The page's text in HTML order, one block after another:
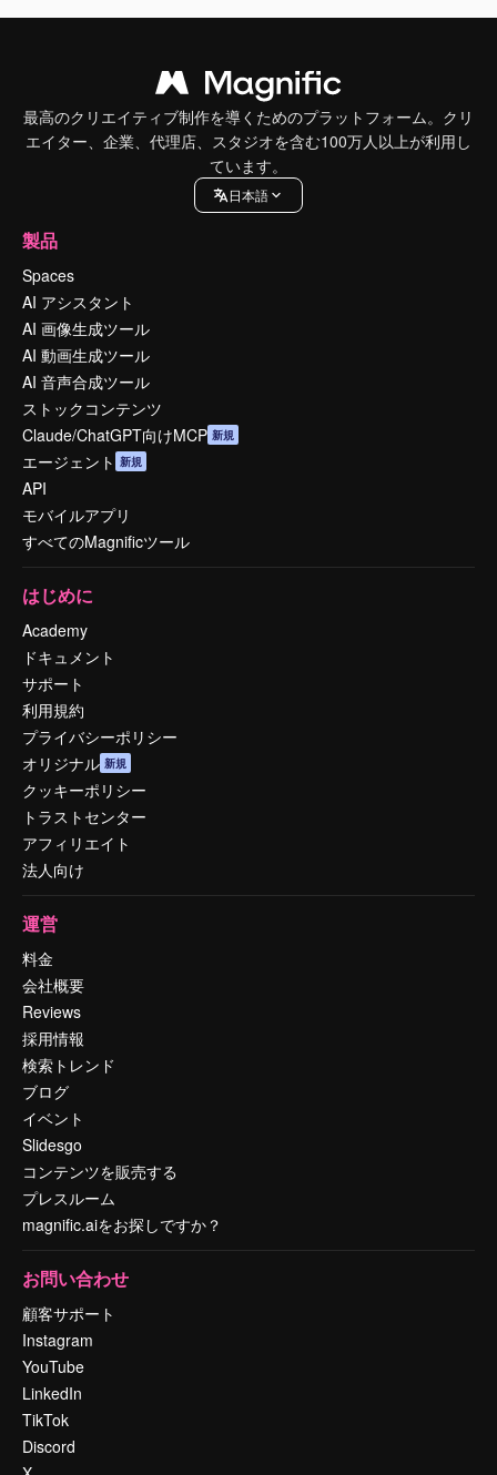
最高のクリエイティブ制作を導くためのプラットフォーム。クリ
エイター、企業、代理店、スタジオを含む100万人以上が利用し
ています。
日本語
製品
Spaces
AI アシスタント
AI 画像生成ツール
AI 動画生成ツール
AI 音声合成ツール
ストックコンテンツ
Claude/ChatGPT向けMCP 新規
エージェント 新規
API
モバイルアプリ
すべてのMagnificツール
はじめに
Academy
ドキュメント
サポート
利用規約
プライバシーポリシー
オリジナル 新規
クッキーポリシー
トラストセンター
アフィリエイト
法人向け
運営
料金
会社概要
Reviews
採用情報
検索トレンド
ブログ
イベント
Slidesgo
コンテンツを販売する
プレスルーム
magnific.aiをお探しですか？
お問い合わせ
顧客サポート
Instagram
YouTube
LinkedIn
TikTok
Discord